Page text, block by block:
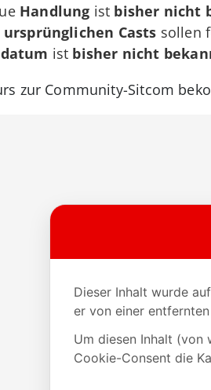
Handlung ist bisher nicht
ursprünglichen Casts sollen
ist bisher nicht
zur Community-Sitcom